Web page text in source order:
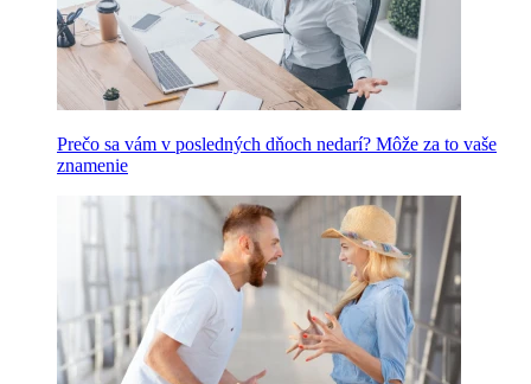
Prečo sa vám v posledných dňoch nedarí? Môže za to vaše
znamenie